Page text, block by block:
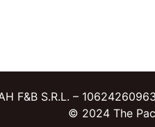
F&B S.R.L. –
© 2024 The